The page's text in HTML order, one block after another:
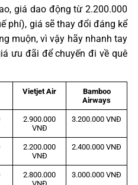
giá dao động từ 2.200.000
phí), giá sẽ thay đổi đáng kể
muộn, vì vậy hãy nhanh tay
ưu đãi để chuyến đi về quê
Vietjet Air
Bamboo
Airways
2.900.000
VNĐ
3.200.000 VNĐ
2.200.000
VNĐ
2.400.000 VNĐ
2.800.000
3.000.000 VNĐ